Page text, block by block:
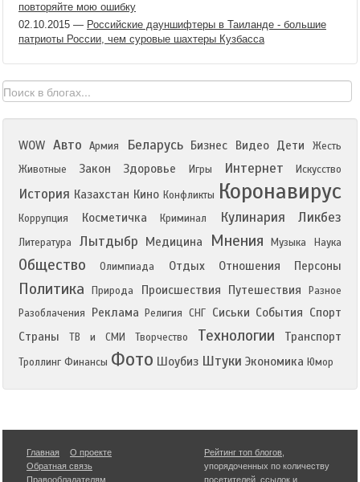
повторяйте мою ошибку
02.10.2015 — Российские дауншифтеры в Таиланде - большие
патриоты России, чем суровые шахтеры Кузбасса
WOW Авто Армия Беларусь Бизнес Видео Дети
Жесть
Животные
Закон Здоровье Игры Интернет Искусство
История Казахстан Кино Конфликты Коронавирус
Коррупция Косметичка Криминал Кулинария Ликбез
Литература Лытдыбр Медицина Мнения Музыка Наука
Общество Олимпиада Отдых Отношения Персоны
Политика Природа Происшествия Путешествия
Разное
Разоблачения
Реклама Религия СНГ Сиськи События Спорт
Страны
ТВ и СМИ Творчество Технологии Транспорт
Троллинг Финансы Фото Шоубиз Штуки Экономика Юмор
Главная
О проекте
Обратная связь
Правообладателям
Рейтинг топ блогов
упорядоченных по количеству
посетителей, ссылок и